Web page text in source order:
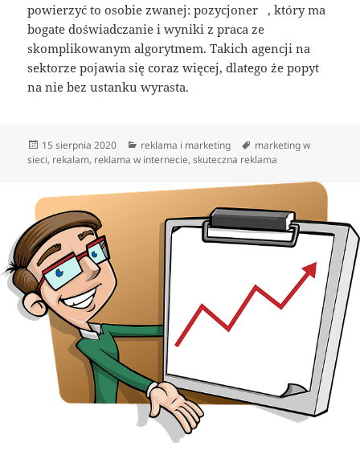
powierzyć to osobie zwanej: pozycjoner , który ma
bogate doświadczanie i wyniki z praca ze
skomplikowanym algorytmem. Takich agencji na
sektorze pojawia się coraz więcej, dlatego że popyt
na nie bez ustanku wyrasta.
Data
publikacji
15 sierpnia 2020 Kategorie
reklama i marketing Tagi
marketing w
sieci, rekalam, reklama w internecie,skuteczna reklama